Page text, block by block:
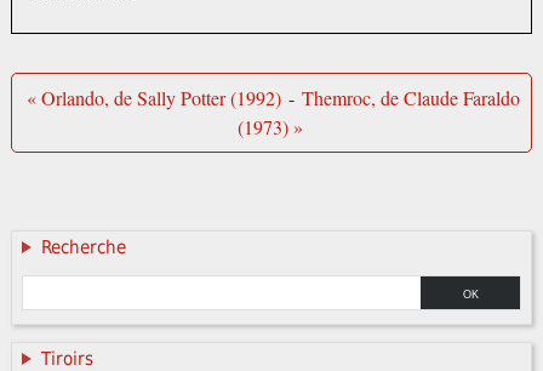
« Orlando, de Sally Potter (1992) - Themroc, de Claude Faraldo
(1973) »
Recherche
Tiroirs